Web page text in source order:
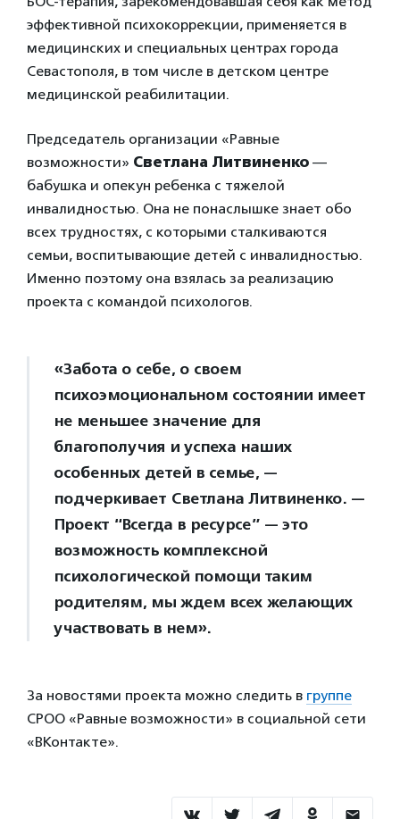
эффективной психокоррекции, применяется в
медицинских и специальных центрах города
Севастополя, в том числе в детском центре
медицинской реабилитации.
Председатель организации «Равные
возможности» Светлана Литвиненко —
бабушка и опекун ребенка с тяжелой
инвалидностью. Она не понаслышке знает обо
всех трудностях, с которыми сталкиваются
семьи, воспитывающие детей с инвалидностью.
Именно поэтому она взялась за реализацию
проекта с командой психологов.
«Забота о себе, о своем
психоэмоциональном состоянии имеет
не меньшее значение для
благополучия и успеха наших
особенных детей в семье, —
подчеркивает Светлана Литвиненко. —
Проект “Всегда в ресурсе” — это
возможность комплексной
психологической помощи таким
родителям, мы ждем всех желающих
участвовать в нем».
За новостями проекта можно следить в группе
СРОО «Равные возможности» в социальной сети
«ВКонтакте».